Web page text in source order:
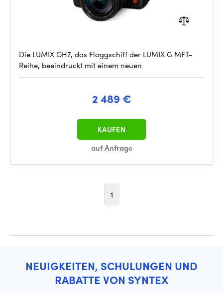
Die LUMIX GH7, das Flaggschiff der LUMIX G MFT-
Reihe, beeindruckt mit einem neuen
2 489 €
auf Anfrage
KAUFEN
1
NEUIGKEITEN, SCHULUNGEN UND
RABATTE VON SYNTEX